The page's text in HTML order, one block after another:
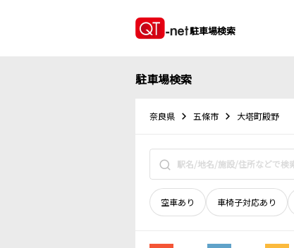
駐車場検索
駐車場検索
奈良県 五條市 大塔町殿野
空車あり 車椅子対応あり